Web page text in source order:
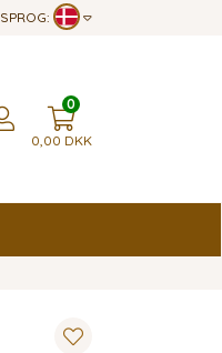
SPROG:
0,00 DKK
0